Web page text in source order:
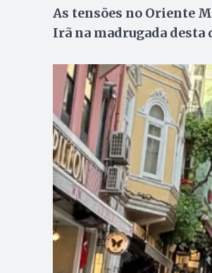
As tensões no Oriente
Irã na madrugada